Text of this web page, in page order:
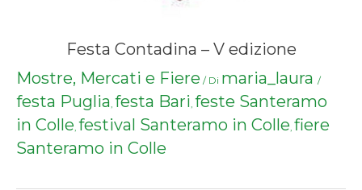
Festa Contadina – V edizione
Mostre, Mercati e Fiere / Di maria_laura /
festa Puglia, festa Bari, feste Santeramo
in Colle, festival Santeramo in Colle, fiere
Santeramo in Colle